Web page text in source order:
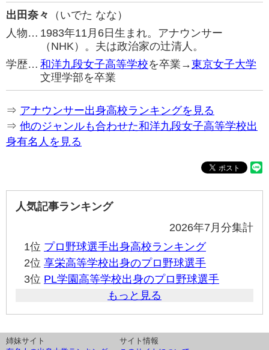
出田奈々
（いでた なな）
人物… 1983年11月6日生まれ。アナウンサー
（NHK）。夫は政治家の辻清人。
学歴… 和洋九段女子高等学校を卒業→東京女子大学
文理学部を卒業
⇒ アナウンサー出身高校ランキングを見る
⇒ 他のジャンルも合わせた和洋九段女子高等学校出
身有名人を見る
人気記事ランキング
2026年7月分集計
1位 プロ野球選手出身高校ランキング
2位 享栄高等学校出身のプロ野球選手
3位 PL学園高等学校出身のプロ野球選手
もっと見る
姉妹サイト
サイト情報